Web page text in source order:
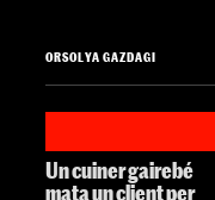
ORSOLYA GAZDAGI
Un cuiner gairebé
mata un client per